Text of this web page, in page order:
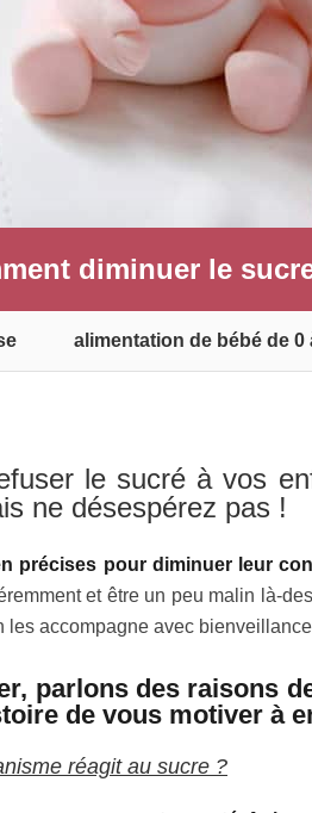
diminuer le
alimentation de bébé de 0
le sucré à vos
ne désespérez pas !
précises pour diminuer leur
et être un peu malin là-
les accompagne avec
parlons des raisons
de vous motiver à
réagit au sucre ?